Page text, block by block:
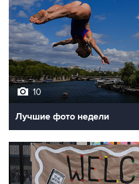
10
Лучшие фото недели